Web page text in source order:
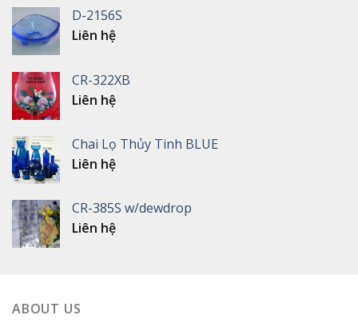
D-2156S
Liên hệ
CR-322XB
Liên hệ
Chai Lọ Thủy Tinh BLUE
Liên hệ
CR-385S w/dewdrop
Liên hệ
ABOUT US